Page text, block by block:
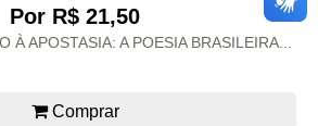
Por R$ 21,50
À APOSTASIA: A POESIA BRASILEIRA...
Comprar